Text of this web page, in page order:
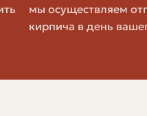
изделие
мы осуществляем
кирпича в день